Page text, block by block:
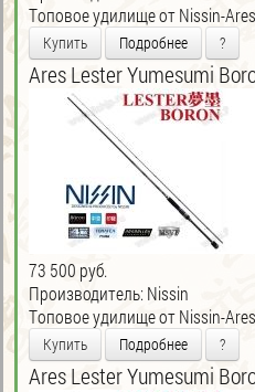
Tоповое удилище от Nissin-
Купить Подробнее ?
Ares Lester Yumesumi
73 500 руб.
Производитель:Nissin
Tоповое удилище от Nissin-
Купить Подробнее ?
Ares Lester Yumesumi